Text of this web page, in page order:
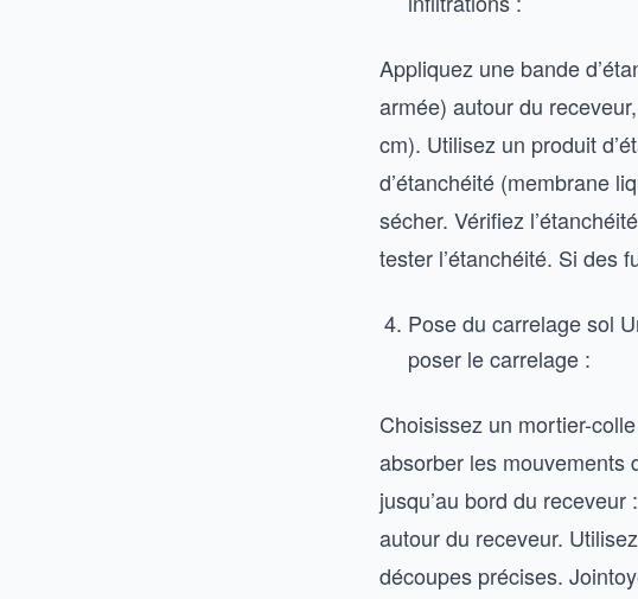
Appliquez une bande
armée) autour du
cm). Utilisez un produit
d’étanchéité (membrane
sécher. Vérifiez
tester l’étanchéité. Si des
Pose du carrelage sol
poser le carrelage :
Choisissez un mortier-
absorber les mouvements
jusqu’au bord du
autour du receveur.
découpes précises.